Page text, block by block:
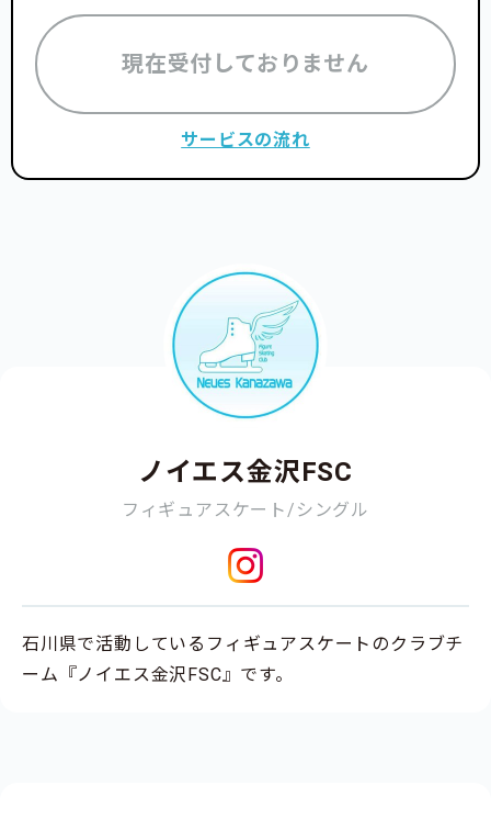
現在受付しておりません
サービスの流れ
ノイエス金沢FSC
フィギュアスケート/シングル
石川県で活動しているフィギュアスケートのクラブチ
ーム『ノイエス金沢FSC』です。